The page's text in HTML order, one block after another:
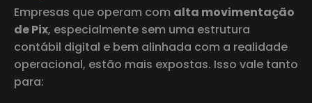
Empresas que operam com alta movimentação
de Pix, especialmente sem uma estrutura
contábil digital e bem alinhada com a realidade
operacional, estão mais expostas. Isso vale tanto
para: